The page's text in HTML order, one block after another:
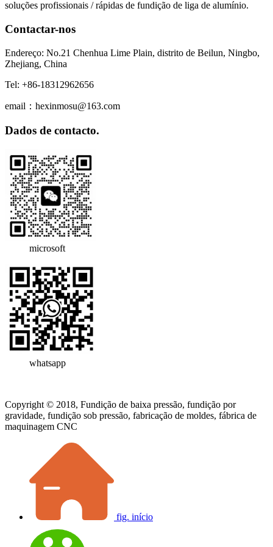
soluções profissionais / rápidas de fundição de liga de alumínio.
Contactar-nos
Endereço: No.21 Chenhua Lime Plain, distrito de Beilun, Ningbo,
Zhejiang, China
Tel: +86-18312962656
email：hexinmosu@163.com
Dados de contacto.
microsoft
whatsapp
Copyright © 2018, Fundição de baixa pressão, fundição por
gravidade, fundição sob pressão, fabricação de moldes, fábrica de
maquinagem CNC
fig. início